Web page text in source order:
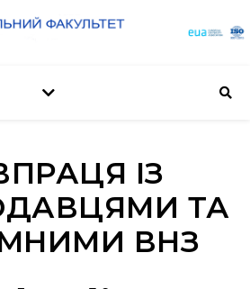
ІЗ
ТА
ВНЗ